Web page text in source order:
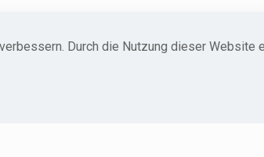
Durch die Nutzung dieser Website